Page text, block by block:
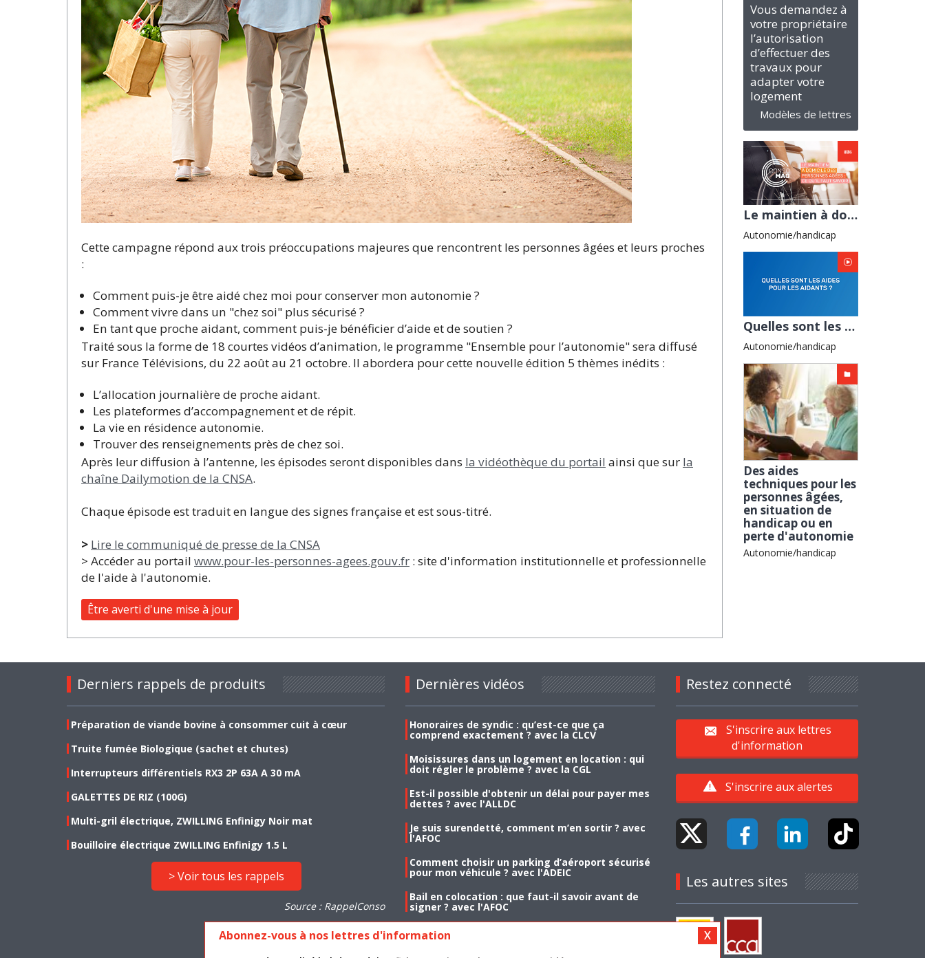
Cette campagne répond aux trois préoccupations majeures que rencontrent les personnes âgées et leurs proches
:
Comment puis-je être aidé chez moi pour conserver mon autonomie ?
Comment vivre dans un "chez soi" plus sécurisé ?
En tant que proche aidant, comment puis-je bénéficier d’aide et de soutien ?
Traité sous la forme de 18 courtes vidéos d’animation, le programme "Ensemble pour l’autonomie" sera diffusé
sur France Télévisions, du 22 août au 21 octobre. Il abordera pour cette nouvelle édition 5 thèmes inédits :
L’allocation journalière de proche aidant.
Les plateformes d’accompagnement et de répit.
La vie en résidence autonomie.
Trouver des renseignements près de chez soi.
Après leur diffusion à l’antenne, les épisodes seront disponibles dans la vidéothèque du portail ainsi que sur la
chaîne Dailymotion de la CNSA.
Chaque épisode est traduit en langue des signes française et est sous-titré.
> Lire le communiqué de presse de la CNSA
> Accéder au portail www.pour-les-personnes-agees.gouv.fr : site d'information institutionnelle et professionnelle
de l'aide à l'autonomie.
Être averti d'une mise à jour
Modèles de lettres
Vous demandez à
votre propriétaire
l’autorisation
d’effectuer des
travaux pour
adapter votre
logement
Le maintien à domicile des personnes âgées : ce qu'il faut savoir avec l'UFC-Que choisir
Autonomie/handicap
Quelles sont les aides pour les aidants ? avec la Banque de france
Autonomie/handicap
Des aides
techniques pour les
personnes âgées,
en situation de
handicap ou en
perte d'autonomie
Autonomie/handicap
Derniers rappels de produits
Préparation de viande bovine à consommer cuit à cœur
Truite fumée Biologique (sachet et chutes)
Interrupteurs différentiels RX3 2P 63A A 30 mA
GALETTES DE RIZ (100G)
Multi-gril électrique, ZWILLING Enfinigy Noir mat
Bouilloire électrique ZWILLING Enfinigy 1.5 L
> Voir tous les rappels
Source : RappelConso
Dernières vidéos
Honoraires de syndic : qu’est-ce que ça
comprend exactement ? avec la CLCV
Moisissures dans un logement en location : qui
doit régler le problème ? avec la CGL
Est-il possible d'obtenir un délai pour payer mes
dettes ? avec l'ALLDC
Je suis surendetté, comment m’en sortir ? avec
l'AFOC
Comment choisir un parking d’aéroport sécurisé
pour mon véhicule ? avec l'ADEIC
Bail en colocation : que faut-il savoir avant de
signer ? avec l'AFOC
Restez connecté
S'inscrire aux lettres
d'information
S'inscrire aux alertes
Les autres sites
Abonnez-vous à nos lettres d'information